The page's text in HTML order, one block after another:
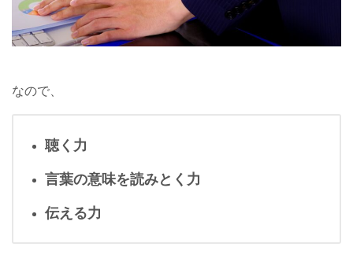
なので、
聴く力
言葉の意味を読みとく力
伝える力